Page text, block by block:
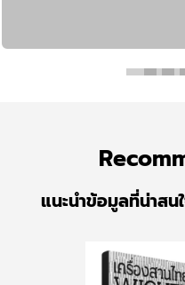
แนะนำข้อมูลที่น่าส